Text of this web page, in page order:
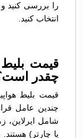
را بررسی کنید
انتخاب کنید.
قیمت
چقدر
قیمت بلیط
چندین عامل
شامل ایرلاین،
یا چارتر)